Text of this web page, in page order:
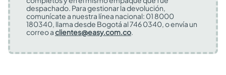
despachado. Para gestionar la devolución,
comunícate a nuestra línea nacional: 01 8000
180340, llama desde Bogotá al 746 0340, o envía un
correo aclientes@easy.com.co.